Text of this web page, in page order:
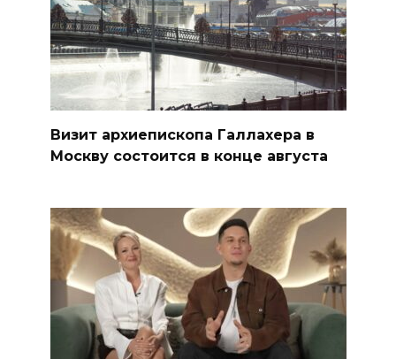
Визит архиепископа Галлахера в
Москву состоится в конце августа